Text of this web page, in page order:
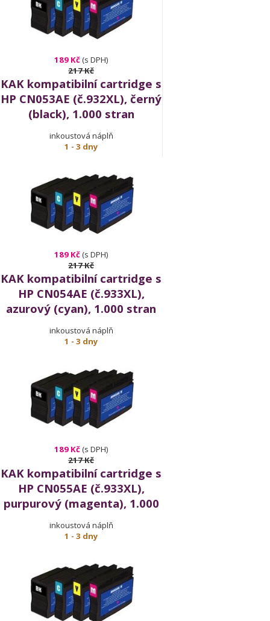
189 Kč(s DPH)
217 Kč
KAK kompatibilní cartridge s
HP CN053AE (č.932XL), černý
(black), 1.000 stran
inkoustová náplň
1 - 3 dny
189 Kč(s DPH)
217 Kč
KAK kompatibilní cartridge s
HP CN054AE (č.933XL),
azurový (cyan), 1.000 stran
inkoustová náplň
1 - 3 dny
189 Kč(s DPH)
217 Kč
KAK kompatibilní cartridge s
HP CN055AE (č.933XL),
purpurový (magenta), 1.000
stran
inkoustová náplň
1 - 3 dny